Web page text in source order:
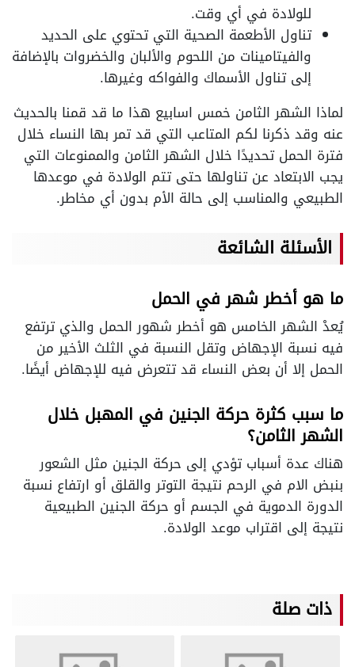
للولادة في أي وقت.
تناول الأطعمة الصحية التي تحتوي على الحديد
والفيتامينات من اللحوم والألبان والخضروات بالإضافة
إلى تناول الأسماك والفواكه وغيرها.
لماذا الشهر الثامن خمس اسابيع هذا ما قد قمنا بالحديث
عنه وقد ذكرنا لكم المتاعب التي قد تمر بها النساء خلال
فترة الحمل تحديدًا خلال الشهر الثامن والممنوعات التي
يجب الابتعاد عن تناولها حتى تتم الولادة في موعدها
الطبيعي والمناسب إلى حالة الأم بدون أي مخاطر.
الأسئلة الشائعة
ما هو أخطر شهر في الحمل
يُعدْ الشهر الخامس هو أخطر شهور الحمل والذي ترتفع
فيه نسبة الإجهاض وتقل النسبة في الثلث الأخير من
الحمل إلا أن بعض النساء قد تتعرض فيه للإجهاض أيضًا.
ما سبب كثرة حركة الجنين في المهبل خلال
الشهر الثامن؟
هناك عدة أسباب تؤدي إلى حركة الجنين مثل الشعور
بنبض الام في الرحم نتيجة التوتر والقلق أو ارتفاع نسبة
الدورة الدموية في الجسم أو حركة الجنين الطبيعية
نتيجة إلى اقتراب موعد الولادة.
ذات صلة